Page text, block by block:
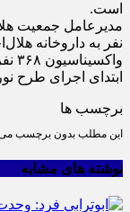
است.
ابتدای اجرای طرح
برچسب ها
این مطلب بدون برچسب می
نوشته های مشابه